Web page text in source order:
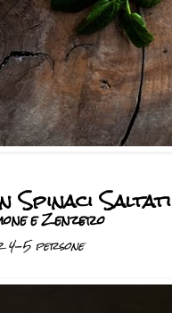
Spinaci Saltati
e Zenzero
4-5 persone